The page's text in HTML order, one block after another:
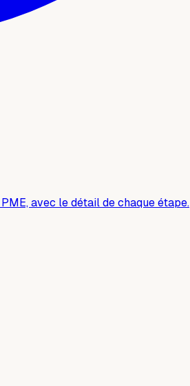
avec le détail de chaque étape.